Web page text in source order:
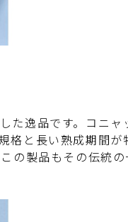
た逸品です。コニ
と長い熟成期間
の製品もその伝統